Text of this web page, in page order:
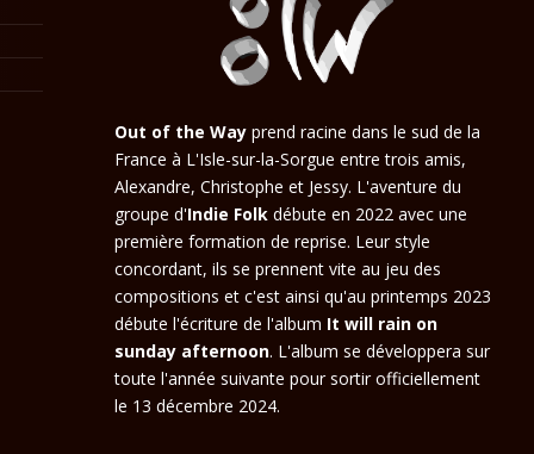
Out of the Wayprend racine dans le sud de la
France à L'Isle-sur-la-Sorgue entre trois amis,
Alexandre, Christophe et Jessy. L'aventure du
groupe d'Indie Folkdébute en 2022 avec une
première formation de reprise. Leur style
concordant, ils se prennent vite au jeu des
compositions et c'est ainsi qu'au printemps 2023
débute l'écriture de l'album It will rain on
sunday afternoon. L'album se développera sur
toute l'année suivante pour sortir officiellement
le 13 décembre 2024.